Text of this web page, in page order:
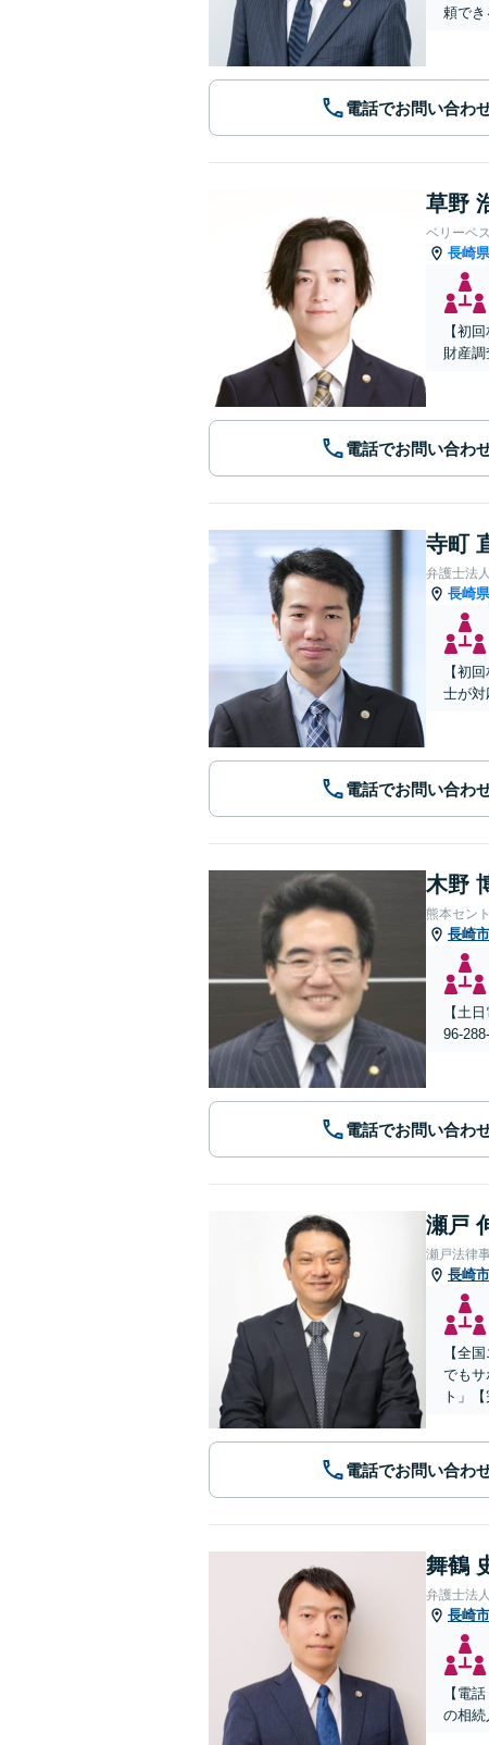
頼でき
電話でお問い合わ
草野
ベリーベ
長崎県
【初
財産
電話でお問い合わ
寺町
弁護士法
長崎県
【初
士が対
電話でお問い合わ
木野
熊本セン
長崎市
【土
96-
電話でお問い合わ
瀬戸
瀬戸法律
長崎市
【全
でもサ
ト」
電話でお問い合わ
舞鶴
弁護士法
長崎市
【電
の相続